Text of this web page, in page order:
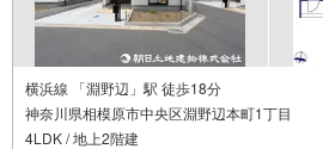
横浜線 「淵野辺」駅 徒歩18分
神奈川県相模原市中央区淵野辺本町1丁目
4LDK / 地上2階建